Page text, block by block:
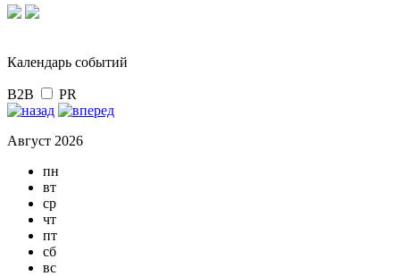
Календарь событий
B2B PR
Август 2026
пн
вт
ср
чт
пт
сб
вс